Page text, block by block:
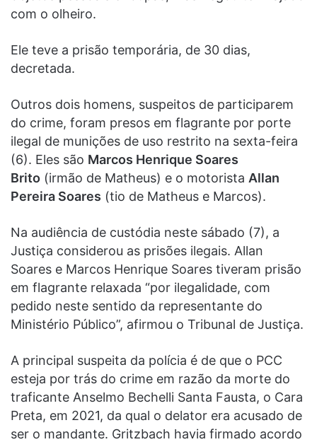
com o olheiro.
Ele teve a prisão temporária, de 30 dias,
decretada.
Outros dois homens, suspeitos de participarem
do crime, foram presos em flagrante por porte
ilegal de munições de uso restrito na sexta-feira
(6). Eles são Marcos Henrique Soares
Brito (irmão de Matheus) e o motorista Allan
Pereira Soares (tio de Matheus e Marcos).
Na audiência de custódia neste sábado (7), a
Justiça considerou as prisões ilegais. Allan
Soares e Marcos Henrique Soares tiveram prisão
em flagrante relaxada “por ilegalidade, com
pedido neste sentido da representante do
Ministério Público”, afirmou o Tribunal de Justiça.
A principal suspeita da polícia é de que o PCC
esteja por trás do crime em razão da morte do
traficante Anselmo Bechelli Santa Fausta, o Cara
Preta, em 2021, da qual o delator era acusado de
ser o mandante. Gritzbach havia firmado acordo